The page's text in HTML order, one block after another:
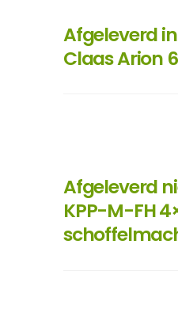
Afgeleverd
Claas Arion
Afgeleverd
KPP-M-FH